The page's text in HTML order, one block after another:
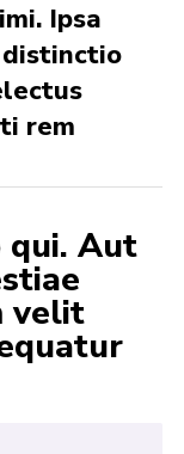
Ipsa
rem
qui. Aut
velit